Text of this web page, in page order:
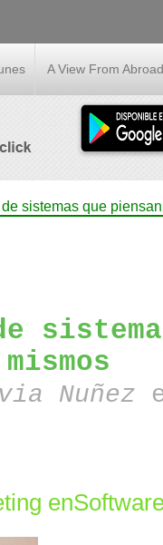
A View From Abroad
sistemas que
Nuñez